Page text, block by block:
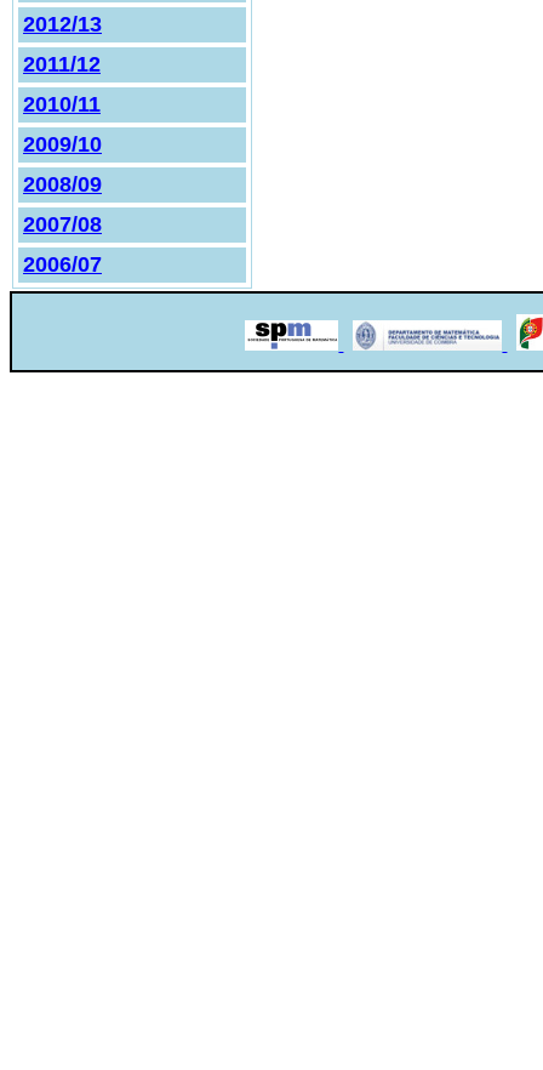
2012/13
2011/12
2010/11
2009/10
2008/09
2007/08
2006/07